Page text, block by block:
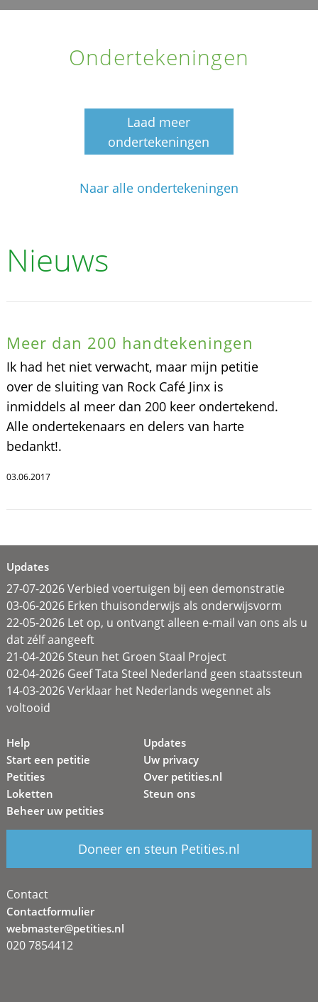
Ondertekeningen
Laad meer
ondertekeningen
Naar alle ondertekeningen
Nieuws
Meer dan 200 handtekeningen
Ik had het niet verwacht, maar mijn petitie
over de sluiting van Rock Café Jinx is
inmiddels al meer dan 200 keer ondertekend.
Alle ondertekenaars en delers van harte
bedankt!.
03.06.2017
Updates
27-07-2026 Verbied voertuigen bij een demonstratie
03-06-2026 Erken thuisonderwijs als onderwijsvorm
22-05-2026 Let op, u ontvangt alleen e-mail van ons als u
dat zélf aangeeft
21-04-2026 Steun het Groen Staal Project
02-04-2026 Geef Tata Steel Nederland geen staatssteun
14-03-2026 Verklaar het Nederlands wegennet als
voltooid
Help
Start een petitie
Petities
Loketten
Beheer uw petities
Updates
Uw privacy
Over petities.nl
Steun ons
Doneer en steun Petities.nl
Contact
Contactformulier
webmaster@petities.nl
020 7854412